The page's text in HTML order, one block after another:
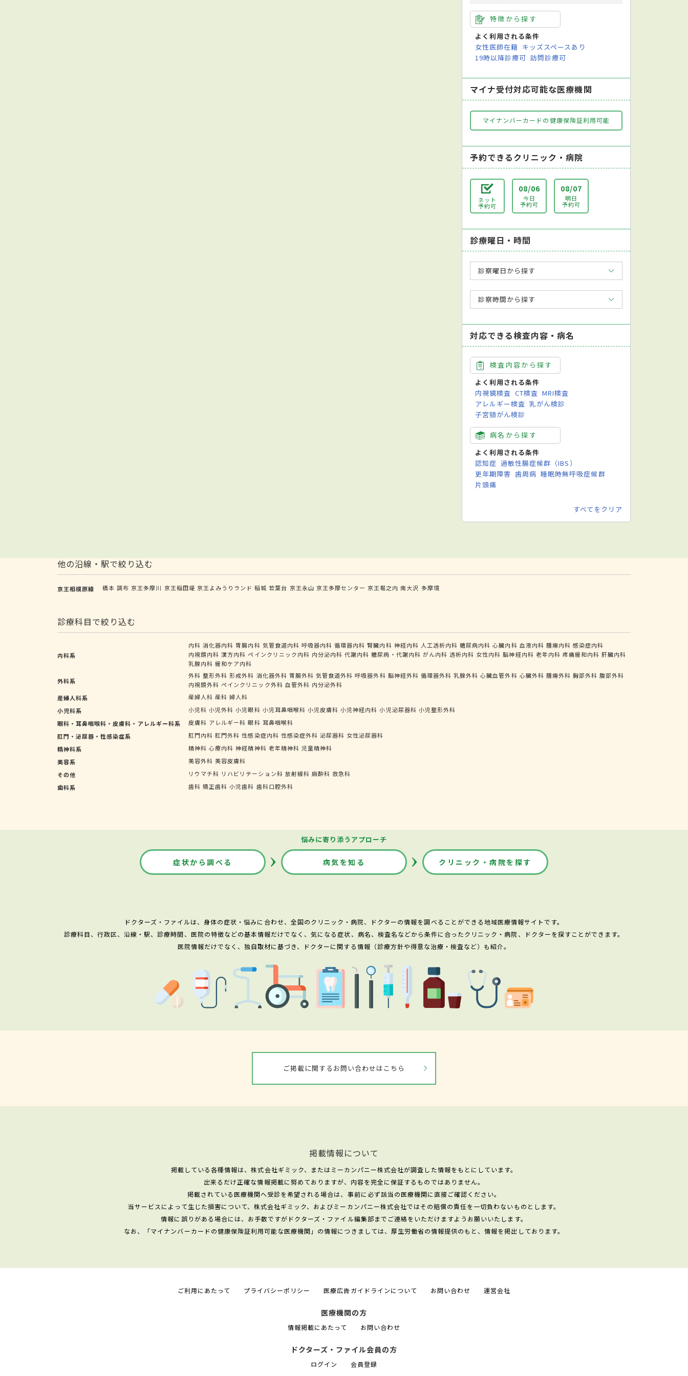
特徴から探す
よく利用される条件
女性医師在籍 キッズスペースあり
19時以降診療可 訪問診療可
マイナ受付対応可能な医療機関
マイナンバーカードの健康保険証利用可能
予約できるクリニック・病院
ネット
予約可
08/06
今日
予約可
08/07
明日
予約可
診療曜日・時間
診察曜日から探す
診察時間から探す
対応できる検査内容・病名
検査内容から探す
よく利用される条件
内視鏡検査 CT検査 MRI検査
アレルギー検査 乳がん検診
子宮頸がん検診
病名から探す
よく利用される条件
認知症 過敏性腸症候群（IBS）
更年期障害 歯周病 睡眠時無呼吸症候群
片頭痛
すべてをクリア
他の沿線・駅で絞り込む
京王相模原線 橋本 調布 京王多摩川 京王稲田堤 京王よみうりランド 稲城 若葉台 京王永山 京王多摩センター 京王堀之内 南大沢 多摩境
診療科目で絞り込む
内科系
内科 消化器内科 胃腸内科 気管食道内科 呼吸器内科 循環器内科 腎臓内科 神経内科 人工透析内科 糖尿病内科 心臓内科 血液内科 腫瘍内科 感染症内科
内視鏡内科 漢方内科 ペインクリニック内科 内分泌内科 代謝内科 糖尿病・代謝内科 がん内科 透析内科 女性内科 脳神経内科 老年内科 疼痛緩和内科 肝臓内科
乳腺内科 緩和ケア内科
外科系
外科 整形外科 形成外科 消化器外科 胃腸外科 気管食道外科 呼吸器外科 脳神経外科 循環器外科 乳腺外科 心臓血管外科 心臓外科 腫瘍外科 胸部外科 腹部外科
内視鏡外科 ペインクリニック外科 血管外科 内分泌外科
産婦人科系
産婦人科 産科 婦人科
小児科系
小児科 小児外科 小児眼科 小児耳鼻咽喉科 小児皮膚科 小児神経内科 小児泌尿器科 小児整形外科
眼科・耳鼻咽喉科・皮膚科・アレルギー科系
皮膚科 アレルギー科 眼科 耳鼻咽喉科
肛門・泌尿器・性感染症系
肛門内科 肛門外科 性感染症内科 性感染症外科 泌尿器科 女性泌尿器科
精神科系
精神科 心療内科 神経精神科 老年精神科 児童精神科
美容系
美容外科 美容皮膚科
その他
リウマチ科 リハビリテーション科 放射線科 麻酔科 救急科
歯科系
歯科 矯正歯科 小児歯科 歯科口腔外科
悩みに寄り添うアプローチ
症状から調べる 病気を知る クリニック・病院を探す
ドクターズ・ファイルは、身体の症状・悩みに合わせ、全国のクリニック・病院、ドクターの情報を調べることができる地域医療情報サイトです。
診療科目、行政区、沿線・駅、診療時間、医院の特徴などの基本情報だけでなく、気になる症状、病名、検査名などから条件に合ったクリニック・病院、ドクターを探すことができます。
医院情報だけでなく、独自取材に基づき、ドクターに関する情報（診療方針や得意な治療・検査など）も紹介。
ご掲載に関するお問い合わせはこちら
掲載情報について
掲載している各種情報は、株式会社ギミック、またはミーカンパニー株式会社が調査した情報をもとにしています。
出来るだけ正確な情報掲載に努めておりますが、内容を完全に保証するものではありません。
掲載されている医療機関へ受診を希望される場合は、事前に必ず該当の医療機関に直接ご確認ください。
当サービスによって生じた損害について、株式会社ギミック、およびミーカンパニー株式会社ではその賠償の責任を一切負わないものとします。
情報に誤りがある場合には、お手数ですがドクターズ・ファイル編集部までご連絡をいただけますようお願いいたします。
なお、「マイナンバーカードの健康保険証利用可能な医療機関」の情報につきましては、厚生労働省の情報提供のもと、情報を掲出しております。
ご利用にあたって プライバシーポリシー 医療広告ガイドラインについて お問い合わせ 運営会社
医療機関の方
情報掲載にあたって お問い合わせ
ドクターズ・ファイル会員の方
ログイン 会員登録